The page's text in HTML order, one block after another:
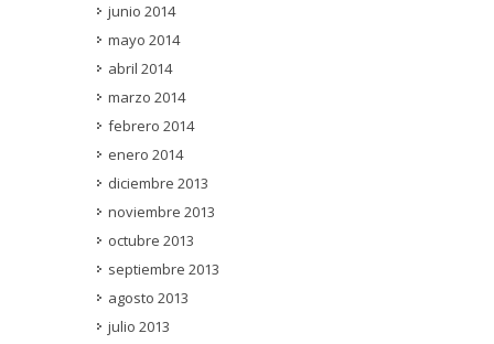
junio 2014
mayo 2014
abril 2014
marzo 2014
febrero 2014
enero 2014
diciembre 2013
noviembre 2013
octubre 2013
septiembre 2013
agosto 2013
julio 2013